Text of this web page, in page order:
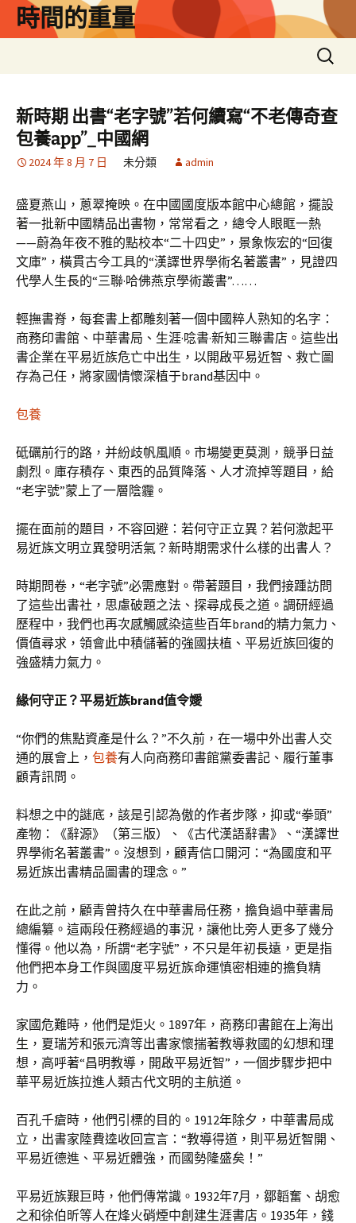
時間的重量
搜
尋
鍵
字:
新時期 出書“老字號”若何續寫“不老傳奇查
包養app”_中國網
2024 年 8 月 7 日 未分類 admin
盛夏燕山，蔥翠掩映。在中國國度版本館中心總館，擺設
著一批新中國精品出書物，常常看之，總令人眼眶一熱
——蔚為年夜不雅的點校本“二十四史”，景象恢宏的“回復
文庫”，橫貫古今工具的“漢譯世界學術名著叢書”，見證四
代學人生長的“三聯·哈佛燕京學術叢書”……
輕撫書脊，每套書上都雕刻著一個中國粹人熟知的名字：
商務印書館、中華書局、生涯·唸書·新知三聯書店。這些出
書企業在平易近族危亡中出生，以開啟平易近智、救亡圖
存為己任，將家國情懷深植于brand基因中。
包養
砥礪前行的路，并紛歧帆風順。市場變更莫測，競爭日益
劇烈。庫存積存、東西的品質降落、人才流掉等題目，給
“老字號”蒙上了一層陰霾。
擺在面前的題目，不容回避：若何守正立異？若何激起平
易近族文明立異發明活氣？新時期需求什么樣的出書人？
時期問卷，“老字號”必需應對。帶著題目，我們接踵訪問
了這些出書社，思慮破題之法、探尋成長之道。調研經過
歷程中，我們也再次感觸感染這些百年brand的精力氣力、
價值尋求，領會此中積儲著的強國扶植、平易近族回復的
強盛精力氣力。
緣何守正？平易近族brand值令嬡
“你們的焦點資產是什么？”不久前，在一場中外出書人交
通的展會上， 包養有人向商務印書館黨委書記、履行董事
顧青訊問。
料想之中的謎底，該是引認為傲的作者步隊，抑或“拳頭”
產物：《辭源》（第三版）、《古代漢語辭書》、“漢譯世
界學術名著叢書”。沒想到，顧青信口開河：“為國度和平
易近族出書精品圖書的理念。”
在此之前，顧青曾持久在中華書局任務，擔負過中華書局
總編纂。這兩段任務經過的事況，讓他比旁人更多了幾分
懂得。他以為，所謂“老字號”，不只是年初長遠，更是指
他們把本身工作與國度平易近族命運慎密相連的擔負精
力。
家國危難時，他們是炬火。1897年，商務印書館在上海出
生，夏瑞芳和張元濟等出書家懷揣著教導救國的幻想和理
想，高呼著“昌明教導，開啟平易近智”，一個步驟步把中
華平易近族拉進人類古代文明的主航道。
百孔千瘡時，他們引標的目的。1912年除夕，中華書局成
立，出書家陸費逵收回宣言：“教導得道，則平易近智開、
平易近德進、平易近體強，而國勢隆盛矣！”
平易近族艱巨時，他們傳常識。1932年7月，鄒韜奮、胡愈
之和徐伯昕等人在烽火硝煙中創建生涯書店。1935年，錢